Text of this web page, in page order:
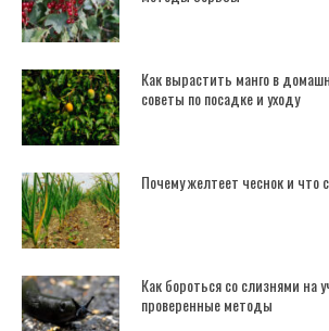
Как вырастить манго в
советы по посадке и уходу
Почему желтеет чеснок и что
Как бороться со слизнями на
проверенные методы